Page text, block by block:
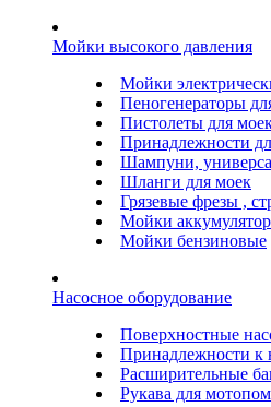
Мойки высокого давления
Мойки
Пеногенераторы
Пистолеты для
Принадлежности
Шампуни,
Шланги для моек
Грязевые фрезы ,
Мойки
Мойки бензиновые
Насосное оборудование
Поверхностные
Принадлежности к
Расширительные
Рукава для